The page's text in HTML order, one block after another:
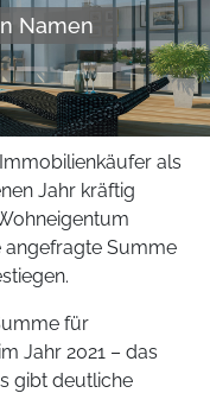
Namen
als
Jahr kräftig
angefragte Summe
für
Jahr 2021 – das
gibt deutliche